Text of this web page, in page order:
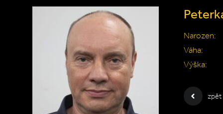
Narozen:
Váha:
Výška:
zpět